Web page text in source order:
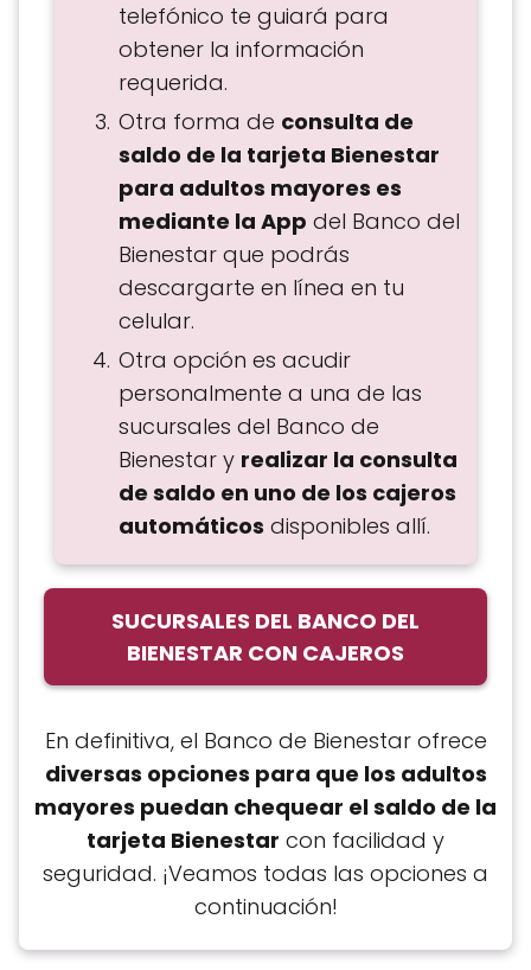
telefónico te guiará para
obtener la información
requerida.
Otra forma de consulta de
saldo de la tarjeta Bienestar
para adultos mayores es
mediante la App del Banco del
Bienestar que podrás
descargarte en línea en tu
celular.
Otra opción es acudir
personalmente a una de las
sucursales del Banco de
Bienestar y realizar la consulta
de saldo en uno de los cajeros
automáticos disponibles allí.
SUCURSALES DEL BANCO DEL
BIENESTAR CON CAJEROS
En definitiva, el Banco de Bienestar ofrece
diversas opciones para que los adultos
mayores puedan chequear el saldo de la
tarjeta Bienestar con facilidad y
seguridad. ¡Veamos todas las opciones a
continuación!